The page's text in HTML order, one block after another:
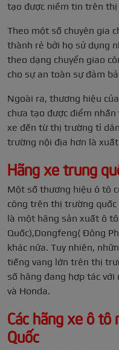
tạo được niềm tin trên
Theo một số chuyên gia
thành rẻ bởi họ sử dụng
theo dạng chuyển giao
cho sự an toàn sự đảm
Ngoài ra, thương hiệu
chưa tạo được điểm
xe đến từ thị trường tỉ
trường nội địa hơn là
Hãng xe trung
Một số thương hiệu ô tô
công trên thị trường quốc
là một hãng sản xuất ô
Quốc),Dongfeng( Đông
khác nữa. Tuy nhiên,
tiếng vang lớn trên thị
số hãng đang hợp tác
và Honda.
Các hãng xe ô
Quốc